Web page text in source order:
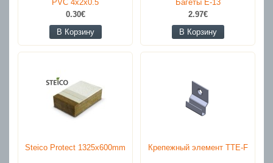
PVC 4x2x0.5
0.30€
В Корзину
Багеты E-13
2.97€
В Корзину
Steico Protect 1325x600mm Крепежный элемент TTE-F